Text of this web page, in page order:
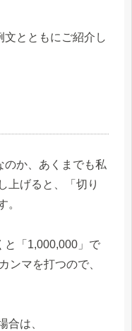
文とともにご紹介し
のか、あくまでも私
上げると、「切り
。
と「1,000,000」で
ンマを打つので、
合は、